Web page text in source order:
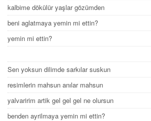
kalbime dökülür yaşlar gözümden
beni aglatmaya yemin mi ettin?
yemin mi ettin?
Sen yoksun dilimde sarkılar suskun
resimlerin mahsun anılar mahsun
yalvaririm artik gel gel gel ne olursun
benden ayrilmaya yemin mi ettin?